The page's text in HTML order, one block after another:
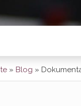
» Blog »